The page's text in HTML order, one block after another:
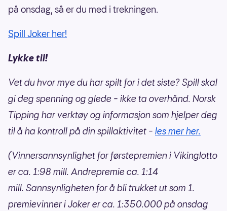
på onsdag, så er du med i trekningen.
Spill Joker her!
Lykke til!
Vet du hvor mye du har spilt for i det siste? Spill skal
gi deg spenning og glede – ikke ta overhånd. Norsk
Tipping har verktøy og informasjon som hjelper deg
til å ha kontroll på din spillaktivitet – les mer her.
(Vinnersannsynlighet for førstepremien i Vikinglotto
er ca. 1:98 mill. Andrepremie ca. 1:14
mill. Sannsynligheten for å bli trukket ut som 1.
premievinner i Joker er ca. 1:350.000 på onsdag